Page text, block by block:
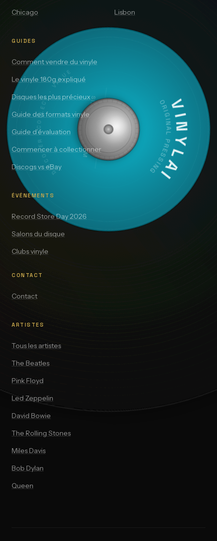
VINYLAI
ORIGINAL PRESSING
SIDE A — 33⅓ RPM
DISCOVER · COLLECT · VALUE
Chicago
Lisbon
GUIDES
Comment vendre du vinyle
Le vinyle 180g expliqué
Disques les plus précieux
Guide des formats vinyle
Guide d’évaluation
Commencer à collectionner
Discogs vs eBay
ÉVÉNEMENTS
Record Store Day 2026
Salons du disque
Clubs vinyle
CONTACT
Contact
ARTISTES
Tous les artistes
The Beatles
Pink Floyd
Led Zeppelin
David Bowie
The Rolling Stones
Miles Davis
Bob Dylan
Queen